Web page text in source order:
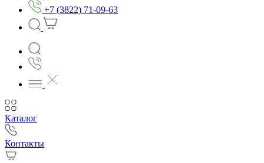
+7 (3822) 71-09-63
Каталог
Контакты